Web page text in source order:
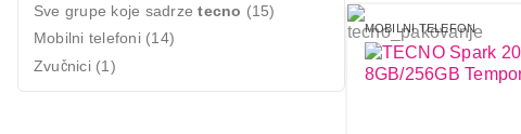
Mali kućni aparati
Mali kuhinjski aparati
MOBILNI TELEFON
Sve grupe koje sadrzetecno (15)
Mobilni telefoni (14)
Zvučnici (1)